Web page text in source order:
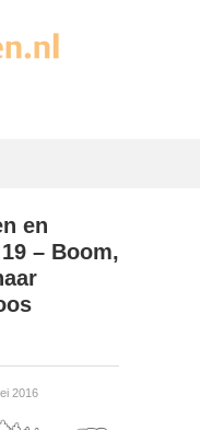
en
– Boom,
2016